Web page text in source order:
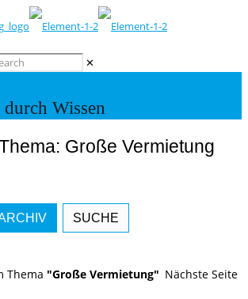
✕
Wissen
Große Vermietung
SUCHE
Thema "Große Vermietung" Nächste Seite